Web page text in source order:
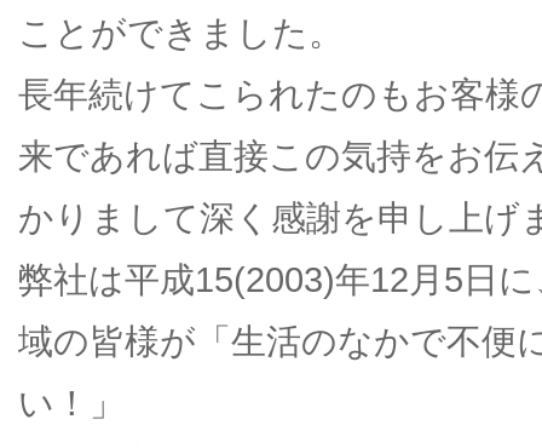
ことができました。
長年続けてこられたのもお客様
来であれば直接この気持をお
かりまして深く感謝を申し上げ
弊社は平成15(2003)年12月5日
域の皆様が「生活のなかで不便
い！」